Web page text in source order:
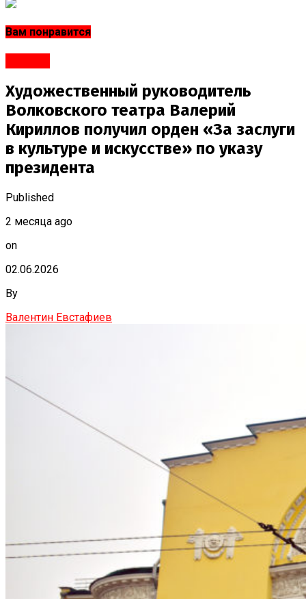
Вам понравится
Художественный руководитель
Волковского театра Валерий
Кириллов получил орден «За заслуги
в культуре и искусстве» по указу
президента
Published
2 месяца ago
on
02.06.2026
By
Валентин Евстафиев